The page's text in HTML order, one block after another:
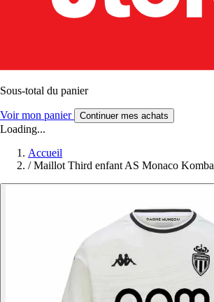
Sous-total du panier
Voir mon panier Continuer mes achats
Loading...
Accueil
/ Maillot Third enfant AS Monaco